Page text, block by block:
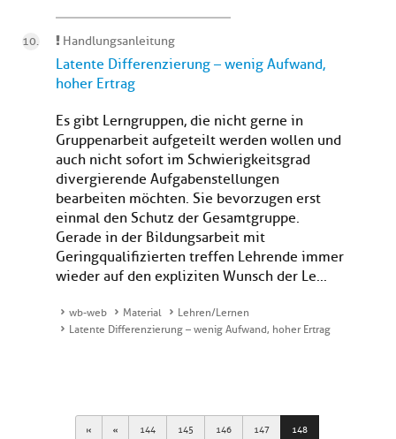
Handlungsanleitung
Latente Differenzierung – wenig Aufwand,
hoher Ertrag
Es gibt Lerngruppen, die nicht gerne in
Gruppenarbeit aufgeteilt werden wollen und
auch nicht sofort im Schwierigkeitsgrad
divergierende Aufgabenstellungen
bearbeiten möchten. Sie bevorzugen erst
einmal den Schutz der Gesamtgruppe.
Gerade in der Bildungsarbeit mit
Geringqualifizierten treffen Lehrende immer
wieder auf den expliziten Wunsch der Le...
wb-web Material
Lehren/Lernen
Latente Differenzierung – wenig Aufwand, hoher Ertrag
First Previous
144 145 146 147 148